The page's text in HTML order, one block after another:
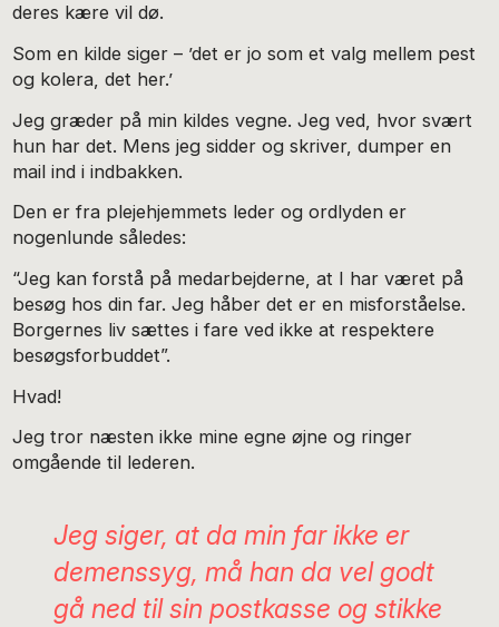
deres kære vil dø.
Som en kilde siger – ’det er jo som et valg mellem pest
og kolera, det her.’
Jeg græder på min kildes vegne. Jeg ved, hvor svært
hun har det. Mens jeg sidder og skriver, dumper en
mail ind i indbakken.
Den er fra plejehjemmets leder og ordlyden er
nogenlunde således:
“Jeg kan forstå på medarbejderne, at I har været på
besøg hos din far. Jeg håber det er en misforståelse.
Borgernes liv sættes i fare ved ikke at respektere
besøgsforbuddet”.
Hvad!
Jeg tror næsten ikke mine egne øjne og ringer
omgående til lederen.
Jeg siger, at da min far ikke er
demenssyg, må han da vel godt
gå ned til sin postkasse og stikke